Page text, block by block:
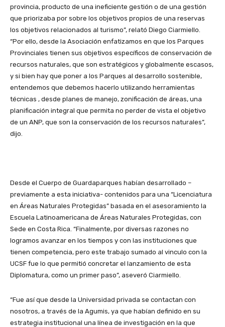
provincia, producto de una ineficiente gestión o de una gestión
que priorizaba por sobre los objetivos propios de una reservas
los objetivos relacionados al turismo”, relató Diego Ciarmiello.
“Por ello, desde la Asociación enfatizamos en que los Parques
Provinciales tienen sus objetivos específicos de conservación de
recursos naturales, que son estratégicos y globalmente escasos,
y si bien hay que poner a los Parques al desarrollo sostenible,
entendemos que debemos hacerlo utilizando herramientas
técnicas , desde planes de manejo, zonificación de áreas, una
planificación integral que permita no perder de vista el objetivo
de un ANP, que son la conservación de los recursos naturales”,
dijo.
Desde el Cuerpo de Guardaparques habían desarrollado –
previamente a esta iniciativa- contenidos para una “Licenciatura
en Áreas Naturales Protegidas” basada en el asesoramiento la
Escuela Latinoamericana de Áreas Naturales Protegidas, con
Sede en Costa Rica. “Finalmente, por diversas razones no
logramos avanzar en los tiempos y con las instituciones que
tienen competencia, pero este trabajo sumado al vinculo con la
UCSF fue lo que permitió concretar el lanzamiento de esta
Diplomatura, como un primer paso”, aseveró Ciarmiello.
“Fue así que desde la Universidad privada se contactan con
nosotros, a través de la Agumis, ya que habían definido en su
estrategia institucional una línea de investigación en la que